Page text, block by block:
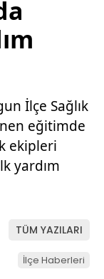
İlçe Sağlık
eğitimde
ekipleri
yardım
TÜM YAZILARI
İlçe Haberleri